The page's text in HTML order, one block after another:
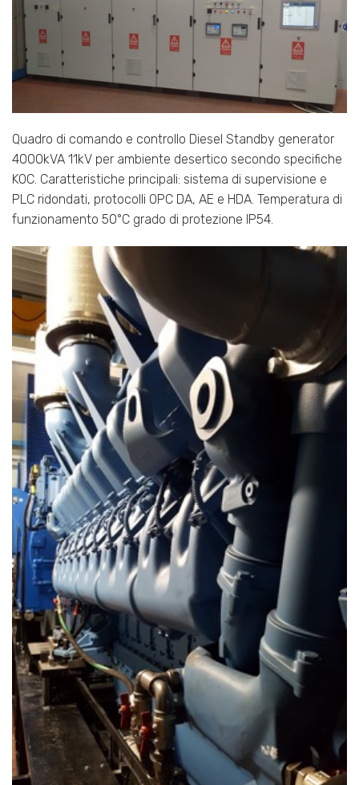
Quadro di comando e controllo Diesel Standby generator
4000kVA 11kV per ambiente desertico secondo specifiche
KOC. Caratteristiche principali: sistema di supervisione e
PLC ridondati, protocolli OPC DA, AE e HDA. Temperatura di
funzionamento 50°C grado di protezione IP54.